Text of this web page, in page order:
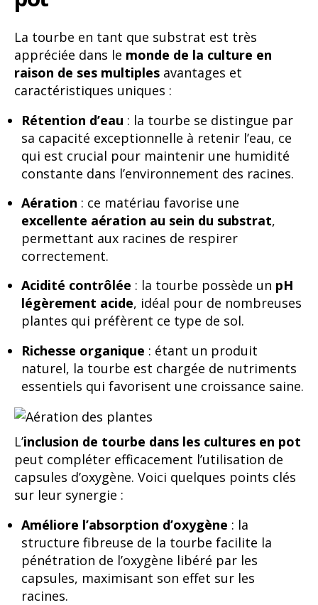
La tourbe en tant que substrat est très
appréciée dans le monde de la culture en
raison de ses multiples avantages et
caractéristiques uniques :
Rétention d’eau : la tourbe se distingue par
sa capacité exceptionnelle à retenir l’eau, ce
qui est crucial pour maintenir une humidité
constante dans l’environnement des racines.
Aération : ce matériau favorise une
excellente aération au sein du substrat,
permettant aux racines de respirer
correctement.
Acidité contrôlée : la tourbe possède un pH
légèrement acide, idéal pour de nombreuses
plantes qui préfèrent ce type de sol.
Richesse organique : étant un produit
naturel, la tourbe est chargée de nutriments
essentiels qui favorisent une croissance saine.
L’inclusion de tourbe dans les cultures en pot
peut compléter efficacement l’utilisation de
capsules d’oxygène. Voici quelques points clés
sur leur synergie :
Améliore l’absorption d’oxygène : la
structure fibreuse de la tourbe facilite la
pénétration de l’oxygène libéré par les
capsules, maximisant son effet sur les
racines.